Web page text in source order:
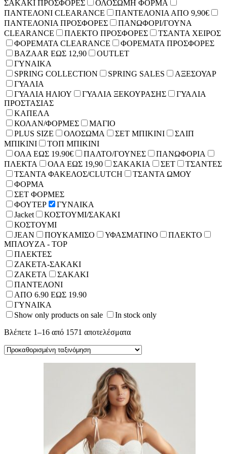
ΣΑΚΑΚΙ ΠΡΟΣΦΟΡΕΣ
ΟΛΟΣΩΜΗ ΦΟΡΜΑ
ΠΑΝΤΕΛΟΝΙ CLEARANCE
ΠΑΝΤΕΛΟΝΙΑ ΑΠΟ 9,90€
ΠΑΝΤΕΛΟΝΙΑ ΠΡΟΣΦΟΡΕΣ
ΠΑΝΩΦΟΡΙ/ΓΟΥΝΑ
CLEARANCE
ΠΛΕΚΤΟ ΠΡΟΣΦΟΡΕΣ
ΤΣΑΝΤΑ ΧΕΙΡΟΣ
ΦΟΡΕΜΑΤΑ CLEARANCE
ΦΟΡΕΜΑΤΑ ΠΡΟΣΦΟΡΕΣ
BAZAAR ΕΩΣ 12,90
OUTLET
ΓΥΝΑΙΚΑ
SPRING COLLECTION
SPRING SALES
ΑΞΕΣΟΥΑΡ
ΓΥΑΛΙΑ
ΓΥΑΛΙΑ ΗΛΙΟΥ
ΓΥΑΛΙΑ ΞΕΚΟΥΡΑΣΗΣ
ΓΥΑΛΙΑ
ΠΡΟΣΤΑΣΙΑΣ
ΚΑΠΕΛΑ
ΚΟΛΑΝ/ΦΟΡΜΕΣ
ΜΑΓΙΟ
PLUS SIZE
ΟΛΟΣΩΜΑ ΣΕΤ ΜΠΙΚΙΝΙ
ΣΛΙΠ
ΜΠΙΚΙΝΙ
ΤΟΠ ΜΠΙΚΙΝΙ
ΟΛΑ ΕΩΣ 19.90€
ΠΑΛΤΟ/ΓΟΥΝΕΣ
ΠΑΝΩΦΟΡΙΑ
ΠΛΕΚΤΑ
ΟΛΑ ΕΩΣ 19,90 ΣΑΚΑΚΙΑ ΣΕΤ
ΤΣΑΝΤΕΣ
ΤΣΑΝΤΑ ΦΑΚΕΛΟΣ/CLUTCH
ΤΣΑΝΤΑ ΩΜΟΥ
ΦΟΡΜΑ
ΣΕΤ ΦΟΡΜΕΣ
ΦΟΥΤΕΡ
ΓΥΝΑΙΚΑ
Jacket
ΚΟΣΤΟΥΜΙ/ΣΑΚΑΚΙ
ΚΟΣΤΟΥΜΙ
JEAN
ΠΟΥΚΑΜΙΣΟ ΥΦΑΣΜΑΤΙΝΟ
ΠΛΕΚΤΟ
ΜΠΛΟΥΖΑ - TOP
ΠΛΕΚΤΕΣ
ΖΑΚΕΤΑ-ΣΑΚΑΚΙ
ΖΑΚΕΤΑ
ΣΑΚΑΚΙ
ΠΑΝΤΕΛΟΝΙ
ΑΠΟ 6.90 ΕΩΣ 19.90
ΓΥΝΑΙΚΑ
Show only products on sale
In stock only
Βλέπετε 1–16 από 1571 αποτελέσματα